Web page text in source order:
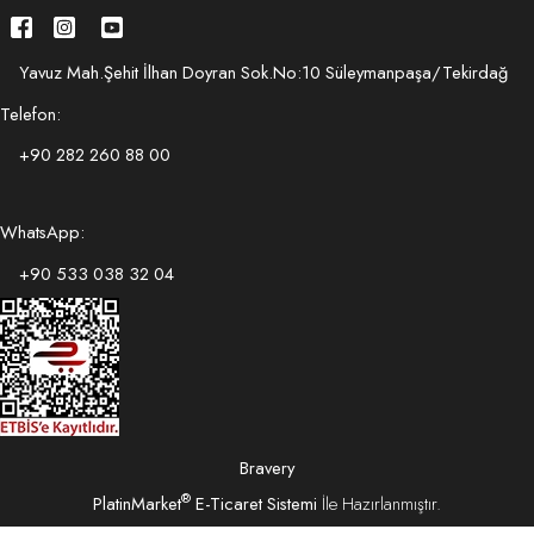
Yavuz Mah.Şehit İlhan Doyran Sok.No:10 Süleymanpaşa/Tekirdağ
Telefon:
+90 282 260 88 00
WhatsApp:
+90 533 038 32 04
Bravery
PlatinMarket® E-Ticaret Sistemi İle Hazırlanmıştır.